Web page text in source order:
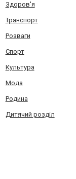
Здоров'я
Транспорт
Розваги
Спорт
Культура
Мода
Родина
Дитячий розділ